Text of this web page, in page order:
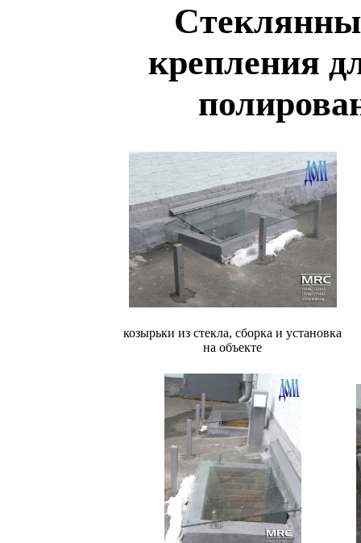
крепления
козырьки из стекла, сборка и установка
на объекте